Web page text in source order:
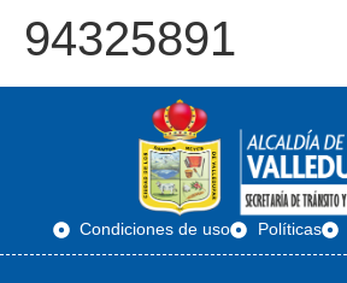
94325891
Condiciones de uso Políticas